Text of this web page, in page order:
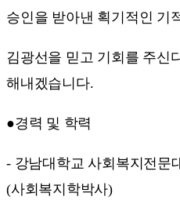
승인을 받아낸 획기적인 기
김광선을 믿고 기회를 주신
해내겠습니다.
●경력 및 학력
- 강남대학교 사회복지전문
(사회복지학박사)